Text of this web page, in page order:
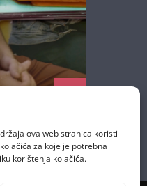
ova web stranica koristi
za koje je potrebna
korištenja kolačića.